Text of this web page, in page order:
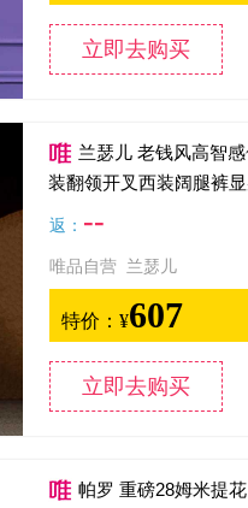
立即去购买
兰瑟儿 老钱风高智
装翻领开叉西装阔腿裤
返： --
唯品自营 兰瑟儿
特价： ¥607
立即去购买
帕罗 重磅28姆米提